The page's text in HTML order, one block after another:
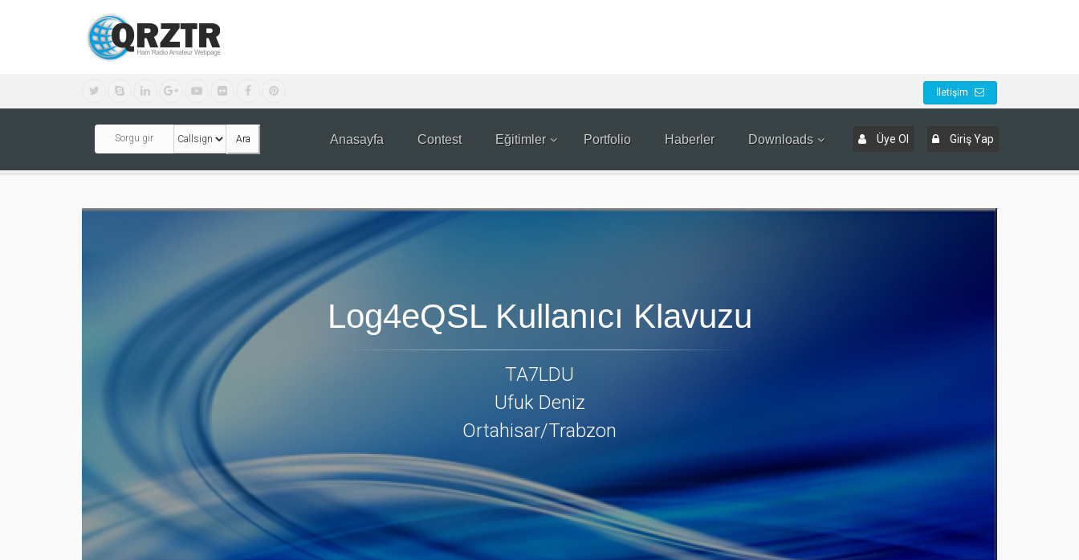
İletişim
Ara Anasayfa Contest Eğitimler Portfolio Haberler Downloads Üye Ol Giriş Yap
Log4eQSL Kullanıcı Klavuzu
TA7LDU
Ufuk Deniz
Ortahisar/Trabzon